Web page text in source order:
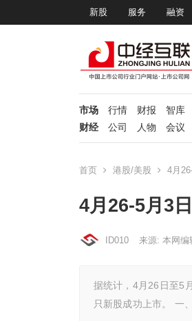
新股 服务 融资
市场 行情 财报
智库
财经
公司 人物 会议
首页 港股/美股 4月
4月26-5月3
ID010 来源: 本网编
据统计，4月26日至5
只新股成功上市。 一